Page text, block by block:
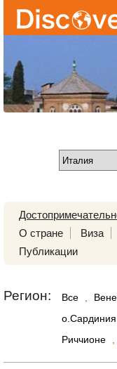
О стране
Виза
Публикации
Регион: Все
о.Сардиния
Риччионе